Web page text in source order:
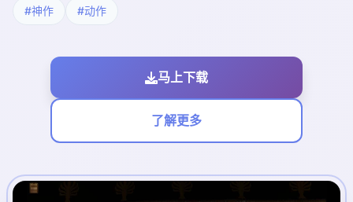
#神作 #动作
马上下载
了解更多